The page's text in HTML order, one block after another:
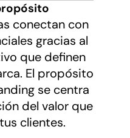
conectan con
gracias al
que definen
El propósito
se centra
del valor que
clientes.